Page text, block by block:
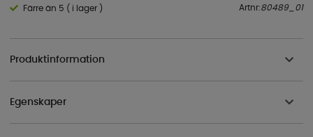
Färre än 5 ( i lager ) Artnr:80489_01
Produktinformation
Egenskaper